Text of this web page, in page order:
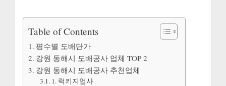
도
도
배
Table of Contents
평수별 도배단가
강원 동해시 도배공사 업체 TOP 2
강원 동해시 도배공사 추천업체
1. 럭키지업사